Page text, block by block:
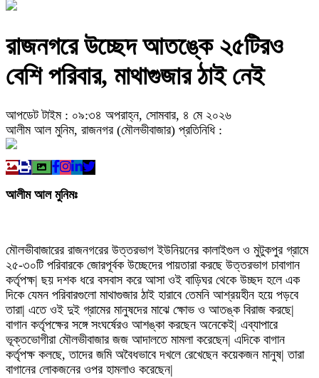
রাজনগরে উচ্ছেদ আতঙ্কে ২৫টিরও
বেশি পরিবার, মাথাগুজার ঠাই নেই
আপডেট টাইম : ০৯:৩৪ অপরাহ্ন, সোমবার, ৪ মে ২০২৬
আলীম আল মুনিম, রাজনগর (মৌলভীবাজার) প্রতিনিধি :
আলীম আল মুনিমঃ
মৌলভীবাজারের রাজনগরের উত্তরভাগ ইউনিয়নের কালাইগুল ও মুটুকপুর গ্রামে
২৫-৩০টি পরিবারকে জোরপূর্বক উচ্ছেদের পায়তারা করছে উত্তরভাগ চাবাগান
কর্তৃপক্ষ| ছয় দশক ধরে বসবাস করে আসা ওই বাড়িঘর থেকে উচ্ছদ হলে এক
দিকে যেমন পরিবারগুলো মাথাগুজার ঠাই হারাবে তেমনি আশ্রয়হীন হয়ে পড়বে
তারা| এতে ওই দুই গ্রামের মানুষদের মাঝে ক্ষোভ ও আতঙ্ক বিরাজ করছে|
বাগান কর্তৃপক্ষের সঙ্গে সংঘর্ষেরও আশঙ্কা করছেন অনেকেই| এব্যাপারে
ভূক্তভোগীরা মৌলভীবাজার জজ আদালতে মামলা করেছেন| এদিকে বাগান
কর্তৃপক্ষ কলছে, তাদের জমি অবৈধভাবে দখলে রেখেছেন কয়েকজন মানুষ| তারা
বাগানের লোকজনের ওপর হামলাও করেছেন|